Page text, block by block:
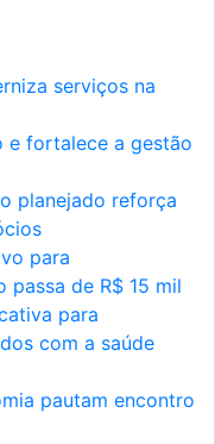
serviços na
e fortalece a gestão
planejado reforça
para
passa de R$ 15 mil
para
com a saúde
pautam encontro